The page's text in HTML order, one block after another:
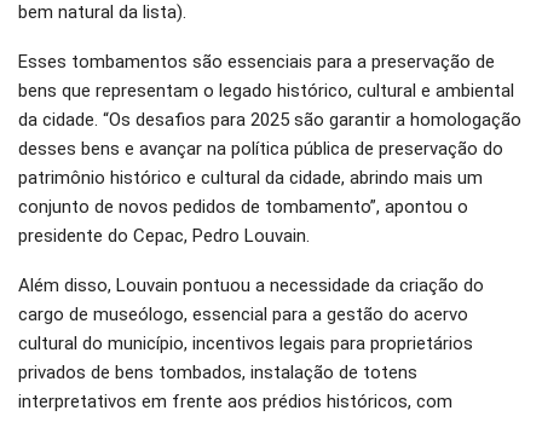
bem natural da lista).
Esses tombamentos são essenciais para a preservação de
bens que representam o legado histórico, cultural e ambiental
da cidade. “Os desafios para 2025 são garantir a homologação
desses bens e avançar na política pública de preservação do
patrimônio histórico e cultural da cidade, abrindo mais um
conjunto de novos pedidos de tombamento”, apontou o
presidente do Cepac, Pedro Louvain.
Além disso, Louvain pontuou a necessidade da criação do
cargo de museólogo, essencial para a gestão do acervo
cultural do município, incentivos legais para proprietários
privados de bens tombados, instalação de totens
interpretativos em frente aos prédios históricos, com